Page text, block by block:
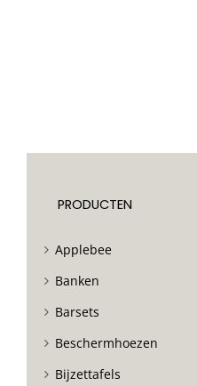
PRODUCTEN
Applebee
Banken
Barsets
Beschermhoezen
Bijzettafels